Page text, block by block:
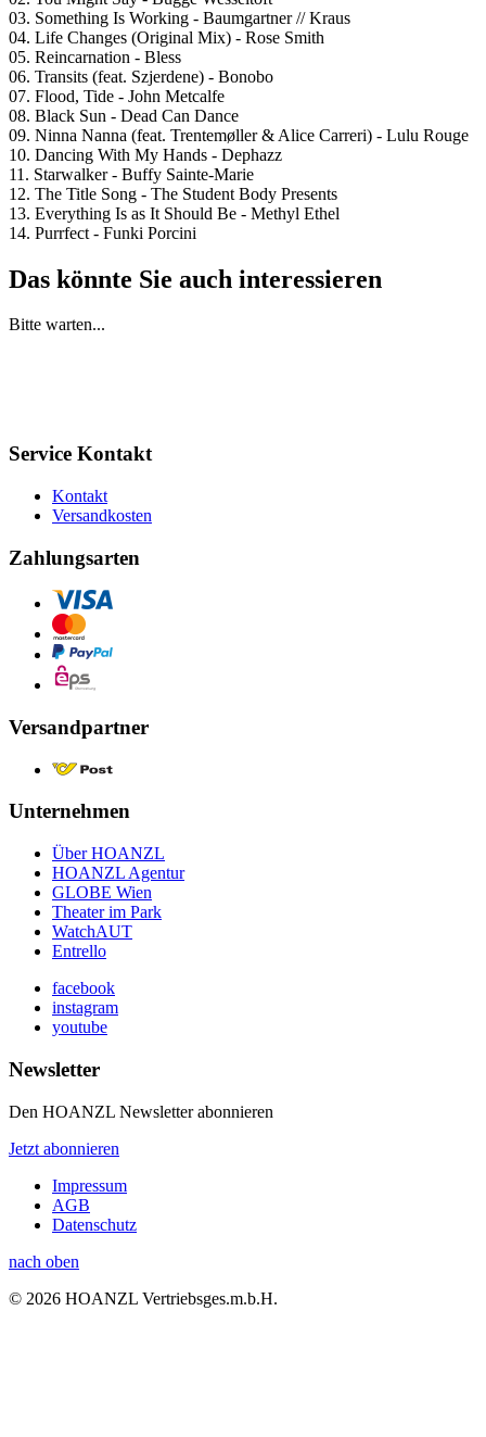
03. Something Is Working - Baumgartner // Kraus
04. Life Changes (Original Mix) - Rose Smith
05. Reincarnation - Bless
06. Transits (feat. Szjerdene) - Bonobo
07. Flood, Tide - John Metcalfe
08. Black Sun - Dead Can Dance
09. Ninna Nanna (feat. Trentemøller & Alice Carreri) - Lulu Rouge
10. Dancing With My Hands - Dephazz
11. Starwalker - Buffy Sainte-Marie
12. The Title Song - The Student Body Presents
13. Everything Is as It Should Be - Methyl Ethel
14. Purrfect - Funki Porcini
Das könnte Sie auch interessieren
Bitte warten...
Service Kontakt
Kontakt
Versandkosten
Zahlungsarten
Versandpartner
Unternehmen
Über HOANZL
HOANZL Agentur
GLOBE Wien
Theater im Park
WatchAUT
Entrello
facebook
instagram
youtube
Newsletter
Den HOANZL Newsletter abonnieren
Jetzt abonnieren
Impressum
AGB
Datenschutz
nach oben
© 2026 HOANZL Vertriebsges.m.b.H.